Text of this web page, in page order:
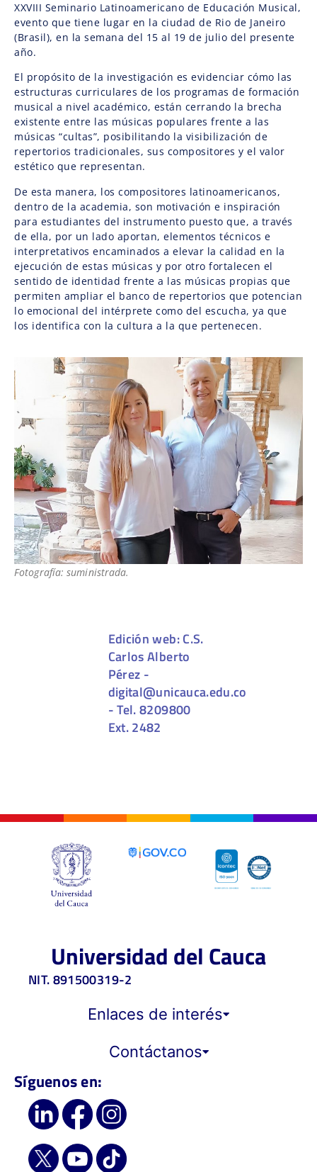
XXVIII Seminario Latinoamericano de Educación Musical,
evento que tiene lugar en la ciudad de Rio de Janeiro
(Brasil), en la semana del 15 al 19 de julio del presente
año.
El propósito de la investigación es evidenciar cómo las
estructuras curriculares de los programas de formación
musical a nivel académico, están cerrando la brecha
existente entre las músicas populares frente a las
músicas “cultas”, posibilitando la visibilización de
repertorios tradicionales, sus compositores y el valor
estético que representan.
De esta manera, los compositores latinoamericanos,
dentro de la academia, son motivación e inspiración
para estudiantes del instrumento puesto que, a través
de ella, por un lado aportan, elementos técnicos e
interpretativos encaminados a elevar la calidad en la
ejecución de estas músicas y por otro fortalecen el
sentido de identidad frente a las músicas propias que
permiten ampliar el banco de repertorios que potencian
lo emocional del intérprete como del escucha, ya que
los identifica con la cultura a la que pertenecen.
Fotografía: suministrada.
Edición web: C.S.
Carlos Alberto
Pérez -
digital@unicauca.edu.co
- Tel. 8209800
Ext. 2482
Universidad del Cauca
NIT. 891500319-2
Enlaces de interés
Contáctanos
Síguenos en: